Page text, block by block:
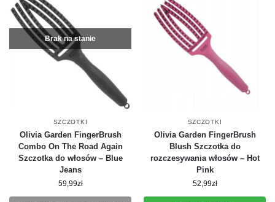
Brak na stanie
SZCZOTKI
Olivia Garden FingerBrush
Combo On The Road Again
Szczotka do włosów – Blue
Jeans
59,99zł
SZCZOTKI
Olivia Garden FingerBrush
Blush Szczotka do
rozczesywania włosów – Hot
Pink
52,99zł